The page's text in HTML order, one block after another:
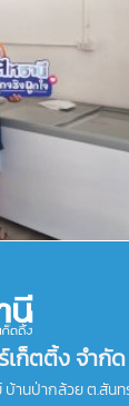
เก็ตติ้ง จำกัด
บ้านป่ากล้วย ต.สัน